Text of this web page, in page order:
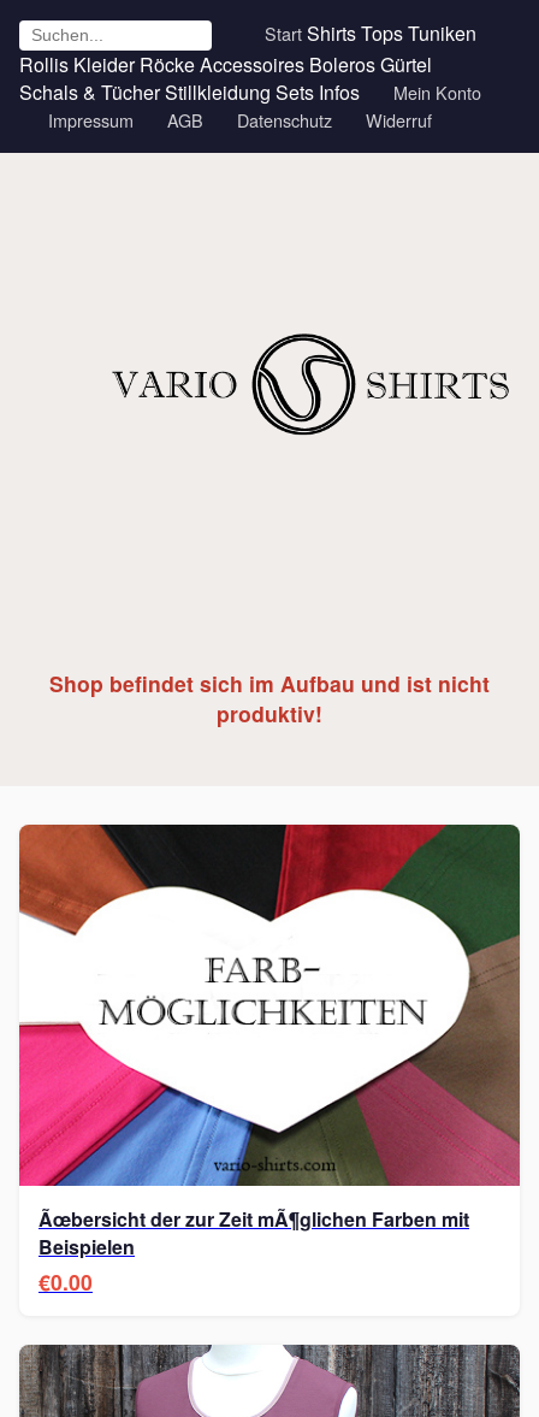
StartShirtsTopsTuniken
Rollis Kleider RöckeAccessoires BolerosGürtel
Schals & TücherStillkleidung Sets Infos
Mein Konto
Impressum
AGB Datenschutz Widerruf
Shop befindet sich im Aufbau und ist nicht
produktiv!
Ãœbersicht der zur Zeit mÃ¶glichen Farben mit
Beispielen
€0.00